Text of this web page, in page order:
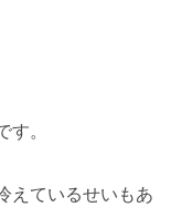
す。
えているせいもあ